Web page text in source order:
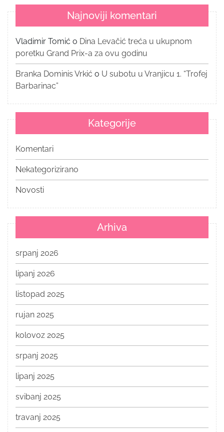
Najnoviji komentari
Vladimir Tomić o Dina Levačić treća u ukupnom
poretku Grand Prix-a za ovu godinu
Branka Dominis Vrkić o U subotu u Vranjicu 1. “Trofej
Barbarinac”
Kategorije
Komentari
Nekategorizirano
Novosti
Arhiva
srpanj 2026
lipanj 2026
listopad 2025
rujan 2025
kolovoz 2025
srpanj 2025
lipanj 2025
svibanj 2025
travanj 2025